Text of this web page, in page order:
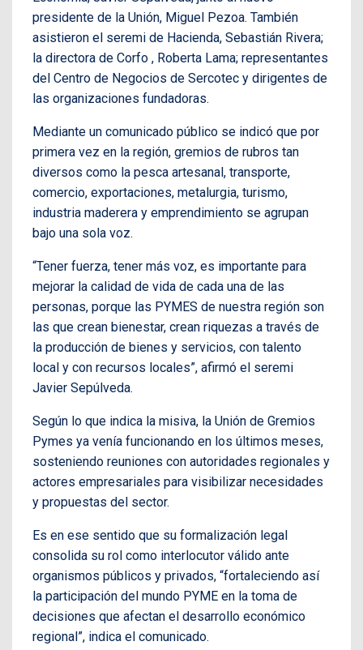
presidente de la Unión, Miguel Pezoa. También
asistieron el seremi de Hacienda, Sebastián Rivera;
la directora de Corfo , Roberta Lama; representantes
del Centro de Negocios de Sercotec y dirigentes de
las organizaciones fundadoras.
Mediante un comunicado público se indicó que por
primera vez en la región, gremios de rubros tan
diversos como la pesca artesanal, transporte,
comercio, exportaciones, metalurgia, turismo,
industria maderera y emprendimiento se agrupan
bajo una sola voz.
“Tener fuerza, tener más voz, es importante para
mejorar la calidad de vida de cada una de las
personas, porque las PYMES de nuestra región son
las que crean bienestar, crean riquezas a través de
la producción de bienes y servicios, con talento
local y con recursos locales”, afirmó el seremi
Javier Sepúlveda.
Según lo que indica la misiva, la Unión de Gremios
Pymes ya venía funcionando en los últimos meses,
sosteniendo reuniones con autoridades regionales y
actores empresariales para visibilizar necesidades
y propuestas del sector.
Es en ese sentido que su formalización legal
consolida su rol como interlocutor válido ante
organismos públicos y privados, “fortaleciendo así
la participación del mundo PYME en la toma de
decisiones que afectan el desarrollo económico
regional”, indica el comunicado.